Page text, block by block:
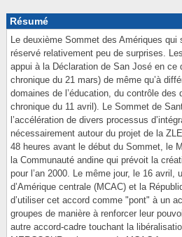
Résumé
Le deuxième Sommet des Amériques
réservé relativement peu de surprises.
appui à la Déclaration de San José en
chronique du 21 mars) de même qu’à
domaines de l’éducation, du contrôle
chronique du 11 avril). Le Sommet de
l’accélération de divers processus
nécessairement autour du projet de la
48 heures avant le début du Sommet, le
la Communauté andine qui prévoit la
pour l’an 2000. Le même jour, le 16
d’Amérique centrale (MCAC) et la
d’utiliser cet accord comme "pont" à un
groupes de manière à renforcer leur
autre accord-cadre touchant la